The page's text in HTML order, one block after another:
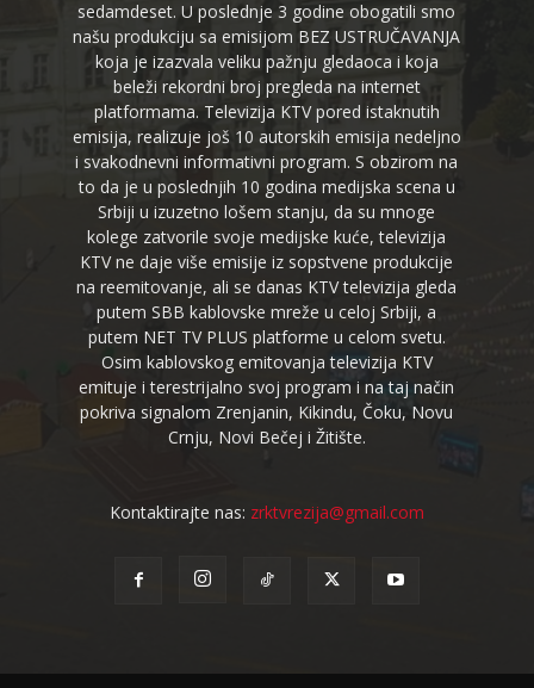
sedamdeset. U poslednje 3 godine obogatili smo
našu produkciju sa emisijom BEZ USTRUČAVANJA
koja je izazvala veliku pažnju gledaoca i koja
beleži rekordni broj pregleda na internet
platformama. Televizija KTV pored istaknutih
emisija, realizuje još 10 autorskih emisija nedeljno
i svakodnevni informativni program. S obzirom na
to da je u poslednjih 10 godina medijska scena u
Srbiji u izuzetno lošem stanju, da su mnoge
kolege zatvorile svoje medijske kuće, televizija
KTV ne daje više emisije iz sopstvene produkcije
na reemitovanje, ali se danas KTV televizija gleda
putem SBB kablovske mreže u celoj Srbiji, a
putem NET TV PLUS platforme u celom svetu.
Osim kablovskog emitovanja televizija KTV
emituje i terestrijalno svoj program i na taj način
pokriva signalom Zrenjanin, Kikindu, Čoku, Novu
Crnju, Novi Bečej i Žitište.
Kontaktirajte nas: zrktvrezija@gmail.com